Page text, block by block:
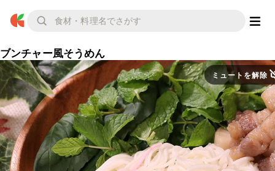
ブンチャー風そうめん
ミュートを解除